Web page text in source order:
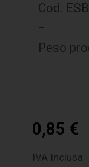
Cod.
–
Peso
0,85 €
IVA Inclusa